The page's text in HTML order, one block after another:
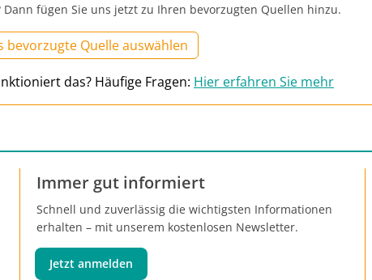
Dann fügen Sie uns jetzt zu Ihren bevorzugten Quellen hinzu.
bevorzugte Quelle auswählen
das? Häufige Fragen: Hier erfahren Sie mehr
Immer gut informiert
Schnell und zuverlässig die wichtigsten Informationen
erhalten – mit unserem kostenlosen Newsletter.
Jetzt anmelden